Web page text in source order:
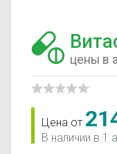
цены в
Цена от
В наличии в 1